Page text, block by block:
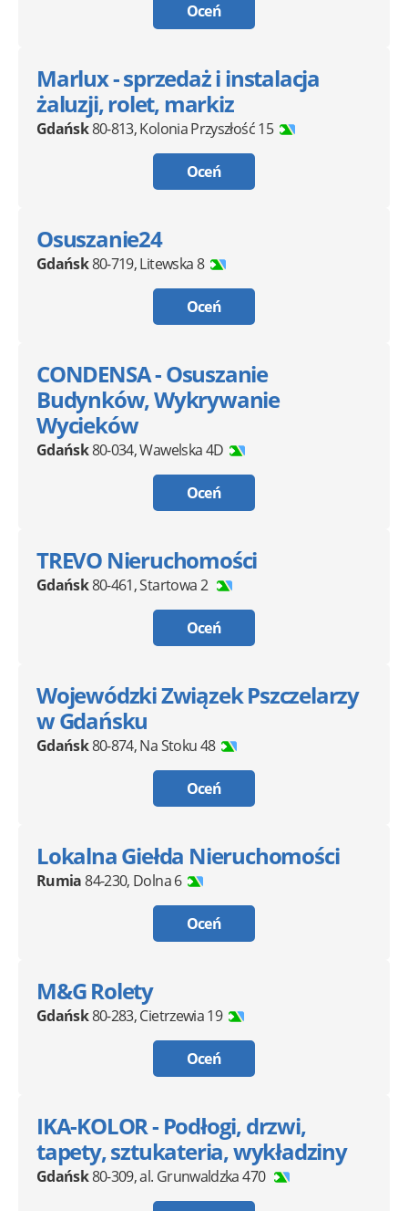
Oceń
Marlux - sprzedaż i instalacja
żaluzji, rolet, markiz
Gdańsk80-813,Kolonia Przyszłość 15
Oceń
Osuszanie24
Gdańsk80-719,Litewska 8
Oceń
CONDENSA - Osuszanie
Budynków, Wykrywanie
Wycieków
Gdańsk80-034,Wawelska 4D
Oceń
TREVO Nieruchomości
Gdańsk80-461,Startowa 2
Oceń
Wojewódzki Związek Pszczelarzy
w Gdańsku
Gdańsk80-874,Na Stoku 48
Oceń
Lokalna Giełda Nieruchomości
Rumia84-230, Dolna 6
Oceń
M&G Rolety
Gdańsk80-283,Cietrzewia 19
Oceń
IKA-KOLOR - Podłogi, drzwi,
tapety, sztukateria, wykładziny
Gdańsk80-309,al. Grunwaldzka 470